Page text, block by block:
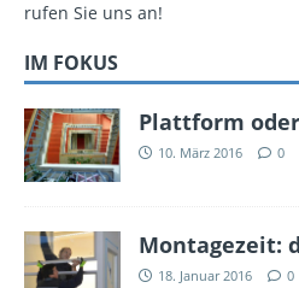
rufen Sie uns an!
IM FOKUS
Plattform
10. März 2016 0
Montagezeit:
18. Januar 2016 0